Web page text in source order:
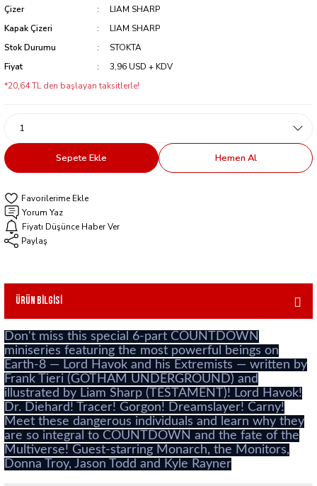
Çizer
LIAM SHARP
Kapak Çizeri
LIAM SHARP
Stok Durumu
STOKTA
Fiyat
3,96 USD + KDV
*20,64 TL den başlayan taksitlerle!
Sepete Ekle Hemen Al
Yorum Yaz
Fiyatı Düşünce Haber Ver
Paylaş
Ürün Bilgisi
Don't miss this special 6-part COUNTDOWN
miniseries featuring the most powerful beings on
Earth-8 — Lord Havok and his Extremists — written by
Frank Tieri (GOTHAM UNDERGROUND) and
illustrated by Liam Sharp (TESTAMENT)! Lord Havok!
Dr. Diehard! Tracer! Gorgon! Dreamslayer! Carny!
Meet these dangerous individuals and learn why they
are so integral to COUNTDOWN and the fate of the
Multiverse! Guest-starring Monarch, the Monitors,
Donna Troy, Jason Todd and Kyle Rayner